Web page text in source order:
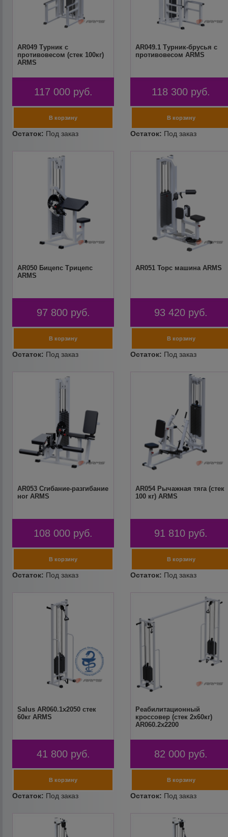
AR049 Турник с
противовесом (стек 100кг)
ARMS
117 000 руб.
AR049.1 Турник-брусья с
противовесом ARMS
118 300 руб.
AR050 Бицепс Трицепс
ARMS
97 800 руб.
AR051 Торс машина ARMS
93 420 руб.
AR053 Сгибание-разгибание
ног ARMS
108 000 руб.
AR054 Рычажная тяга (стек
100 кг) ARMS
91 810 руб.
Salus AR060.1х2050 стек
60кг ARMS
41 800 руб.
Реабилитационный
кроссовер (стек 2х60кг)
AR060.2х2200
82 000 руб.